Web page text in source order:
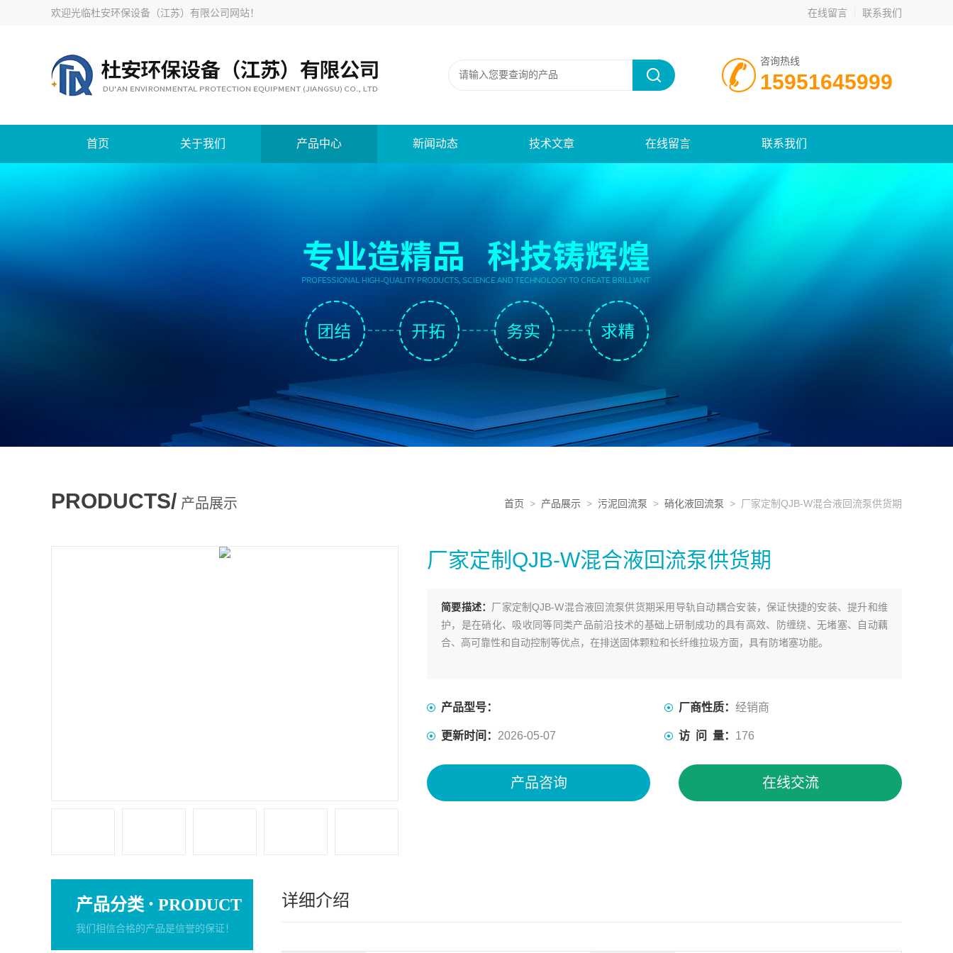
欢迎光临杜安环保设备（江苏）有限公司网站！ 在线留言 联系我们
咨询热线
15951645999
首页 关于我们 产品中心 新闻动态 技术文章 在线留言 联系我们
PRODUCTS/ 产品展示 首页 > 产品展示 > 污泥回流泵 > 硝化液回流泵 > 厂家定制QJB-W混合液回流泵供货期
厂家定制QJB-W混合液回流泵供货期
简要描述： 厂家定制QJB-W混合液回流泵供货期采用导轨自动耦合安装，保证快捷的安装、提升和维
护，是在硝化、吸收同等同类产品前沿技术的基础上研制成功的具有高效、防缠绕、无堵塞、自动藕
合、高可靠性和自动控制等优点，在排送固体颗粒和长纤维拉圾方面，具有防堵塞功能。
产品型号： 厂商性质： 经销商
更新时间： 2026-05-07 访 问 量： 176
产品咨询 在线交流
产品分类 · PRODUCT
我们相信合格的产品是信誉的保证！
详细介绍